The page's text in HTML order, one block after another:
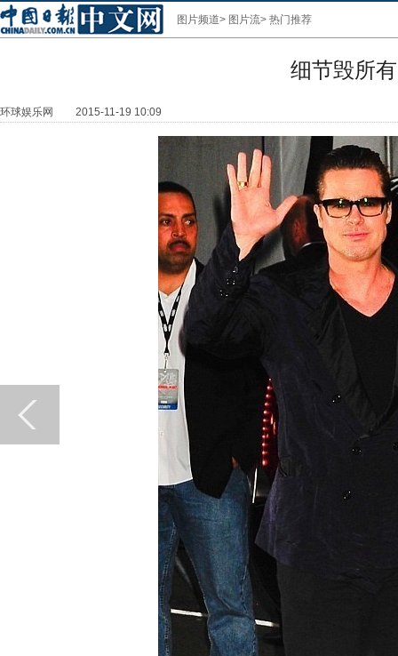
图片频道> 图片流> 热门推荐
细节毁所
环球娱乐网 2015-11-19 10:09